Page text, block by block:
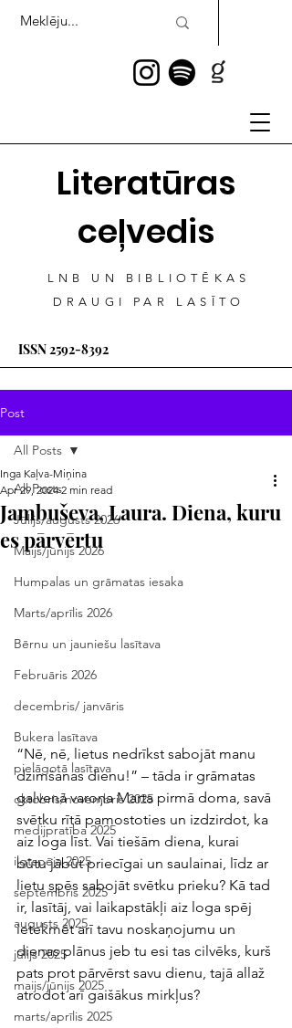
Literatūras
ceļvedis
LNB UN BIBLIOTĒKAS
DRAUGI PAR LASĪTO
ISSN2592-8392
Post
All Posts
Jūlijs/augusts 2026
Maijs/jūnijs 2026
Humpalas un grāmatas iesaka
Marts/aprīlis 2026
Bērnu un jauniešu lasītava
Februāris 2026
decembris/ janvāris
Bukera lasītava
pielāgotā lasītava
oktobris/novembris 2025
medijpratība 2025
ilgtspēja 2025
septembris 2025
augusts 2025
jūlijs 2025
maijs/jūnijs 2025
marts/aprīlis 2025
All Posts
Jambuševa, Laura. Diena, kuru
es pārvērtu
Inga Kaļva-Miņina
Apr 29, 2024 2 min read
“Nē, nē, lietus nedrīkst sabojāt manu
dzimšanas dienu!” – tāda ir grāmatas
galvenā varoņa Marta pirmā doma, savā
svētku rītā pamostoties un izdzirdot, ka
aiz loga līst. Vai tiešām diena, kurai
būtu jābūt priecīgai un saulainai, līdz ar
lietu spēs sabojāt svētku prieku? Kā tad
ir, lasītāj, vai laikapstākļi aiz loga spēj
ietekmēt arī tavu noskaņojumu un
dienas plānus jeb tu esi tas cilvēks, kurš
pats prot pārvērst savu dienu, tajā allaž
atrodot arī gaišākus mirkļus?